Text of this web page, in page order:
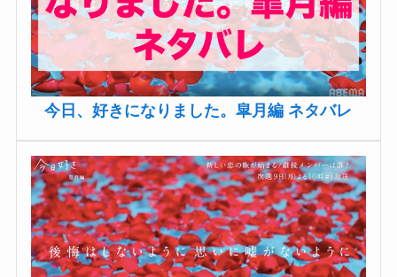
今日、好きになりました。皐月編 ネタバレ